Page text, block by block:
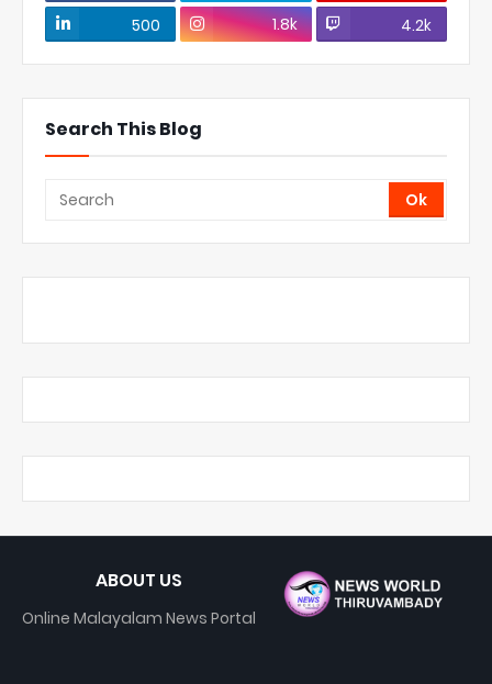
500
1.8k 4.2k
Search This Blog
ABOUT US
Online Malayalam News Portal